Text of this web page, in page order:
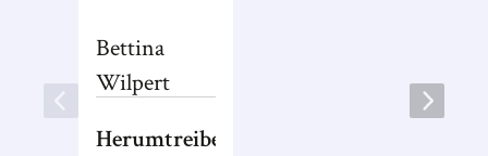
Bettina
Wilpert
Herumtreiberinnen